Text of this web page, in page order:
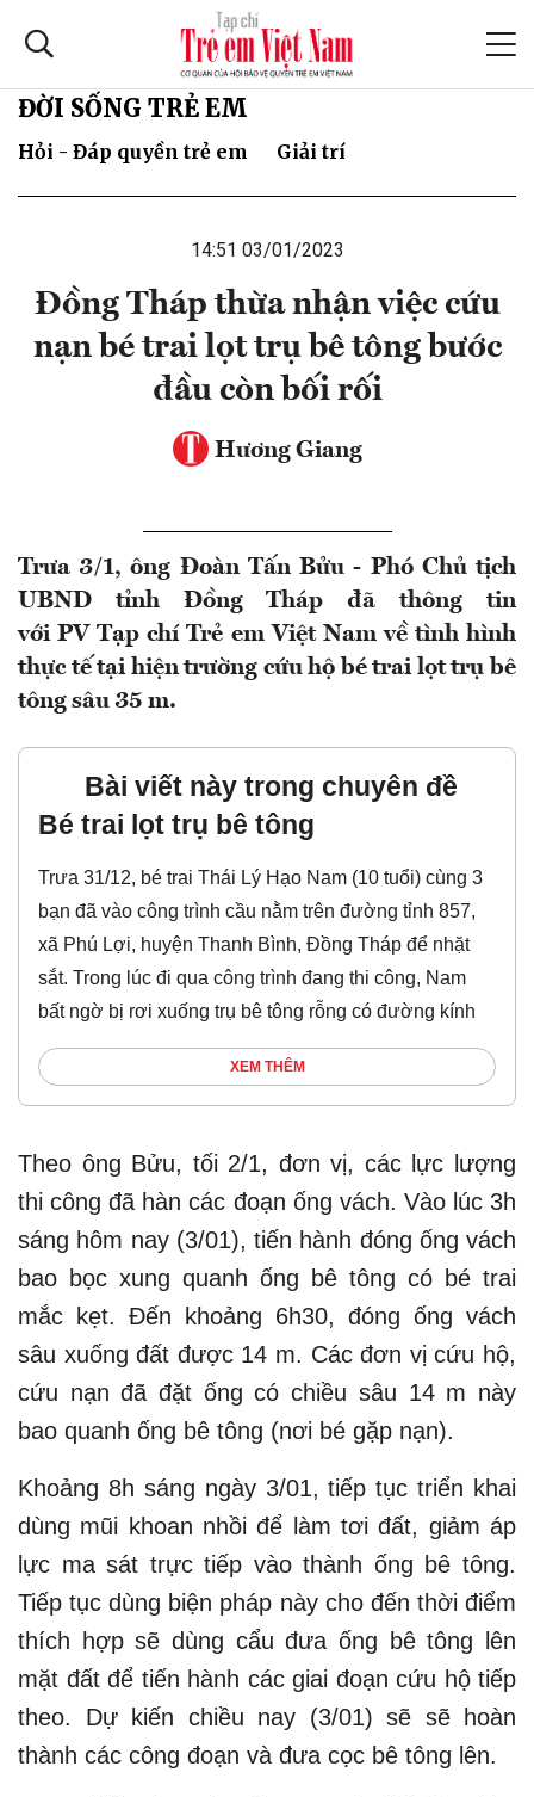
ĐỜI SỐNG TRẺ EM
Hỏi - Đáp quyền trẻ em Giải trí
14:51 03/01/2023
Đồng Tháp thừa nhận việc cứu
nạn bé trai lọt trụ bê tông bước
đầu còn bối rối
Hương Giang
Trưa 3/1, ông Đoàn Tấn Bửu - Phó Chủ tịch
UBND tỉnh Đồng Tháp đã thông tin
với PV Tạp chí Trẻ em Việt Nam về tình hình
thực tế tại hiện trường cứu hộ bé trai lọt trụ bê
tông sâu 35 m.
Bài viết này trong chuyên đề
Bé trai lọt trụ bê tông
Trưa 31/12, bé trai Thái Lý Hạo Nam (10 tuổi) cùng 3
bạn đã vào công trình cầu nằm trên đường tỉnh 857,
xã Phú Lợi, huyện Thanh Bình, Đồng Tháp để nhặt
sắt. Trong lúc đi qua công trình đang thi công, Nam
bất ngờ bị rơi xuống trụ bê tông rỗng có đường kính
XEM THÊM
Theo ông Bửu, tối 2/1, đơn vị, các lực lượng
thi công đã hàn các đoạn ống vách. Vào lúc 3h
sáng hôm nay (3/01), tiến hành đóng ống vách
bao bọc xung quanh ống bê tông có bé trai
mắc kẹt. Đến khoảng 6h30, đóng ống vách
sâu xuống đất được 14 m. Các đơn vị cứu hộ,
cứu nạn đã đặt ống có chiều sâu 14 m này
bao quanh ống bê tông (nơi bé gặp nạn).
Khoảng 8h sáng ngày 3/01, tiếp tục triển khai
dùng mũi khoan nhồi để làm tơi đất, giảm áp
lực ma sát trực tiếp vào thành ống bê tông.
Tiếp tục dùng biện pháp này cho đến thời điểm
thích hợp sẽ dùng cẩu đưa ống bê tông lên
mặt đất để tiến hành các giai đoạn cứu hộ tiếp
theo. Dự kiến chiều nay (3/01) sẽ sẽ hoàn
thành các công đoạn và đưa cọc bê tông lên.